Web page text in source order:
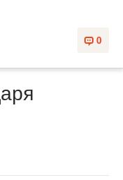
0